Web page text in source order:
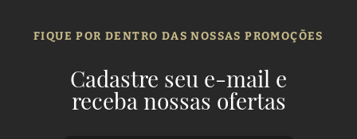
FIQUE POR DENTRO DAS NOSSAS PROMOÇÕES
Cadastre seu e-mail e
receba nossas ofertas